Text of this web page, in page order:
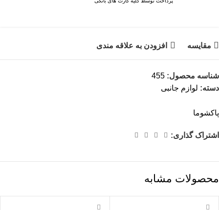
مقايسه افزودن به علاقه مندی
شناسه محصول: 455
دسته: لوازم جانبی
پاکشوما
اشتراک گذاری:
محصولات مشابه